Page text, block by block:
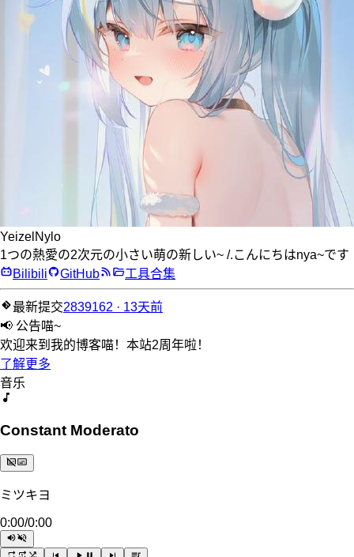
YeizelNylo
1つの熱愛の2次元の小さい萌の新しい~ /.こんにちはnya~です
Bilibili
GitHub 工具合集
最新提交2839162 · 13天前
📢 公告喵~
欢迎来到我的博客喵！本站2周年啦！
了解更多
音乐
Constant Moderato
ミツキヨ
0:00/0:00